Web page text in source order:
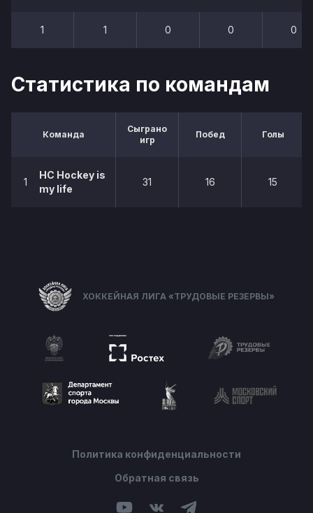
1 1 0 0 0
Статистика по командам
Команда
Сыграно
игр
Побед Голы
1
НС Hockey is
my life
31 16 15
ХОККЕЙНАЯ ЛИГА «ТРУДОВЫЕ РЕЗЕРВЫ»
Политика конфиденциальности
Обратная связь